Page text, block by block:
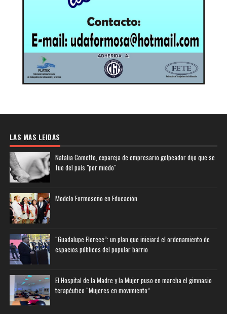
LAS MAS LEIDAS
Natalia Cometto, expareja de empresario golpeador dijo que se
fue del país "por miedo"
Modelo Formoseño en Educación
“Guadalupe Florece”: un plan que iniciará el ordenamiento de
espacios públicos del popular barrio
El Hospital de la Madre y la Mujer puso en marcha el gimnasio
terapéutico “Mujeres en movimiento”